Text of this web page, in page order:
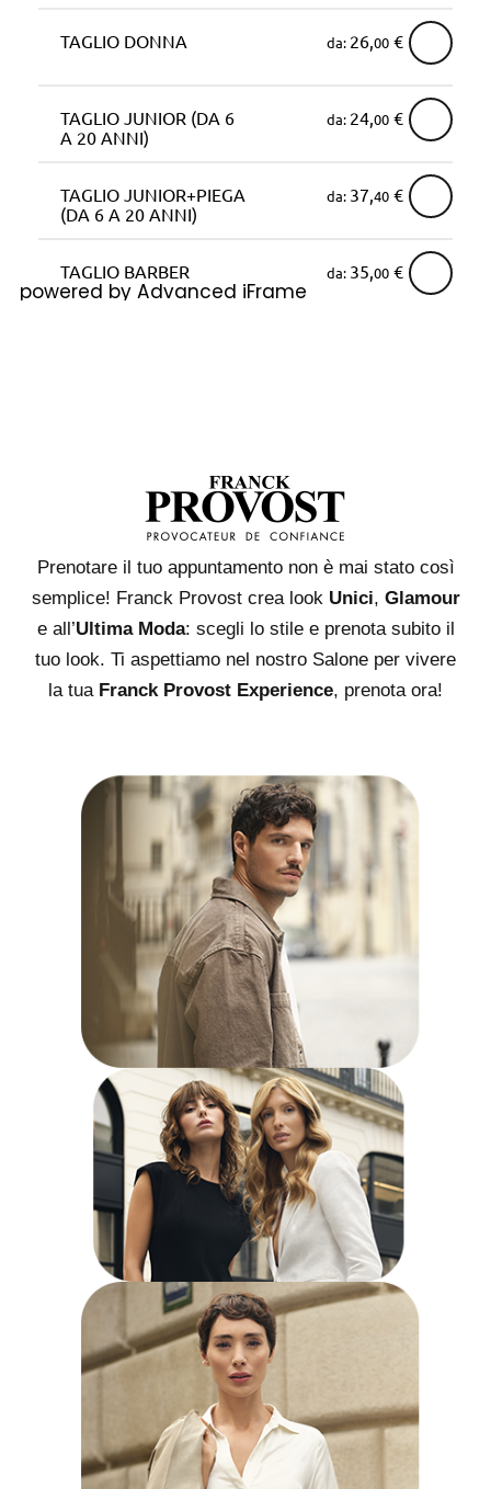
powered by Advanced iFrame
Prenotare il tuo appuntamento non è mai stato così
semplice! Franck Provost crea look Unici, Glamour
e all’Ultima Moda: scegli lo stile e prenota subito il
tuo look. Ti aspettiamo nel nostro Salone per vivere
la tua Franck Provost Experience, prenota ora!